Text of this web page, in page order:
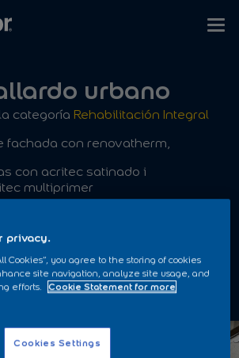
urbano
categoría Rehabilitación Integral
fachada con renovatherm,
con acritec satinado i
multiprimer
privacy.
Cookies”, you agree to the storing of cookies
site navigation, analyze site usage, and
efforts.
Cookie Statement for more
Cookies Settings